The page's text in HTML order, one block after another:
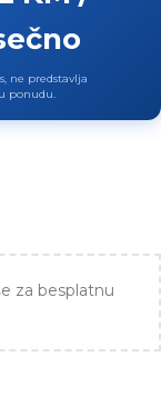
ne predstavlja
ponudu.
za besplatnu